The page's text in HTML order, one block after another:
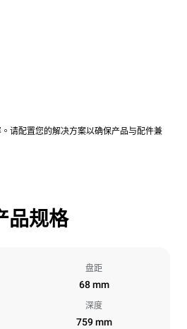
请配置您的解决方案以确保产品与配件兼
品规格
盘距
68 mm
深度
759 mm